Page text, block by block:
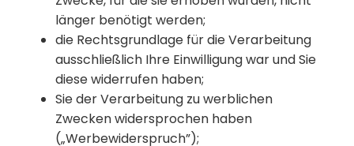
länger benötigt werden;
die Rechtsgrundlage für die Verarbeitung
ausschließlich Ihre Einwilligung war und Sie
diese widerrufen haben;
Sie der Verarbeitung zu werblichen
Zwecken widersprochen haben
(„Werbewiderspruch”);